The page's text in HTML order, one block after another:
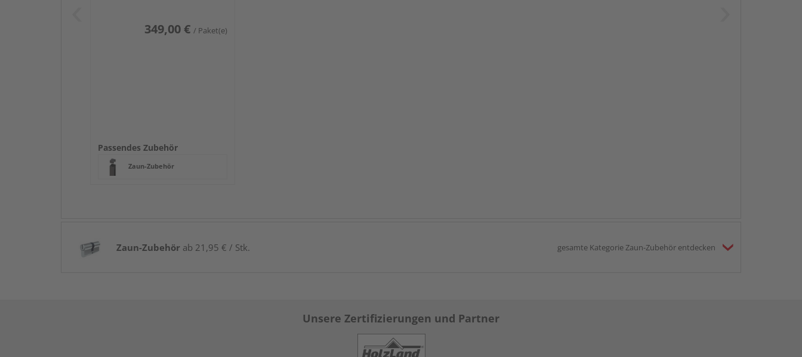
349,00 € / Paket(e)
Passendes Zubehör
Zaun-Zubehör
Zaun-Zubehör ab 21,95 € / Stk. gesamte Kategorie Zaun-Zubehör entdecken
Unsere Zertifizierungen und Partner